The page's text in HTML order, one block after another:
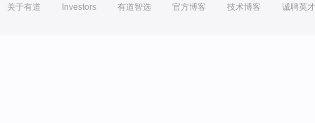
关于有道 Investors 有道智选 官方博客 技术博客 诚聘英才